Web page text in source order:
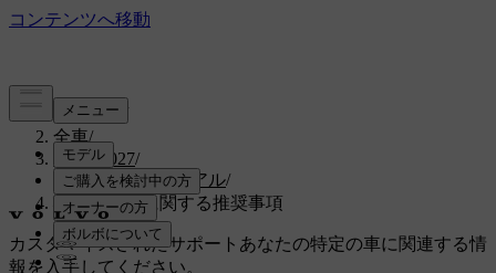
サポート
全車/
EX30 2027/
ユーザーマニュアル/
状況と運転に関する推奨事項
カスタマイズされたサポート あなたの特定の車に関連する情
報を入手してください。